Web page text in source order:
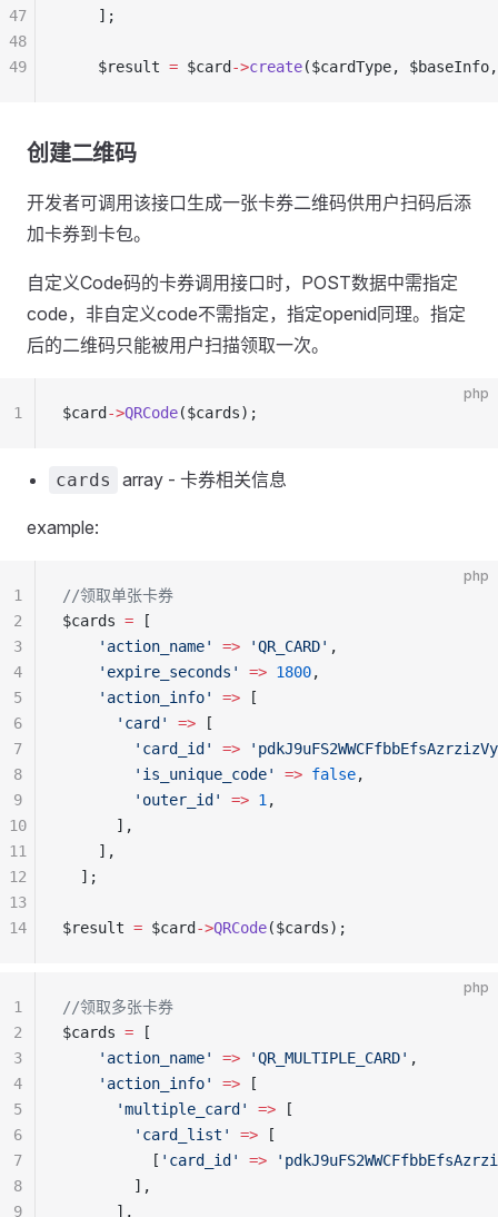
    ];
    $result
= $card ->create($cardType,
47
48
49
创建二维码
开发者可调用该接口生成一张卡券二维码供用户扫码后添
加卡券到卡包。
自定义Code码的卡券调用接口时，POST数据中需指定
code，非自定义code不需指定，指定openid同理。指定
后的二维码只能被用户扫描领取一次。
php
$card ->QRCode($cards);
1
cards array - 卡券相关信息
example:
php
//领取单张卡券
$cards = [
    'action_name'
=> 'QR_CARD' ,
    'expire_seconds'
=> 1800,
    'action_info'
=> [
      'card'
=> [
        'card_id'
=>
        'is_unique_code'
=> false,
        'outer_id'
=> 1 ,
      ],
    ],
  ];
$result = $card ->QRCode($cards);
1
2
3
4
5
6
7
8
9
10
11
12
13
14
php
//领取多张卡券
$cards = [
    'action_name'
=> 'QR_MULTIPLE_CARD' ,
    'action_info'
=> [
      'multiple_card'
=> [
        'card_list'
=> [
          [
'card_id' =>
        ],
      ],
1
2
3
4
5
6
7
8
9